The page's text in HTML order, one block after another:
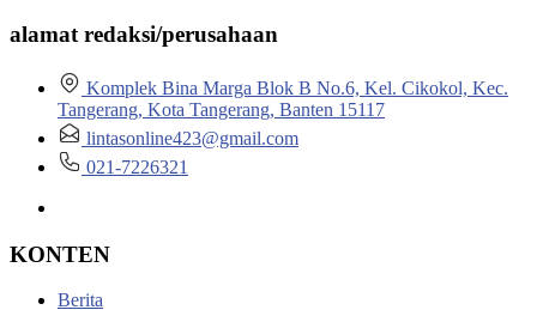
alamat redaksi/perusahaan
Komplek Bina Marga Blok B No.6, Kel. Cikokol, Kec.
Tangerang, Kota Tangerang, Banten 15117
lintasonline423@gmail.com
021-7226321
KONTEN
Berita